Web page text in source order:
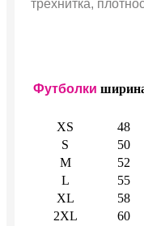
трехнитка,
Футболки
XS 48
S
50
M
52
L
55
XL
58
2XL
60